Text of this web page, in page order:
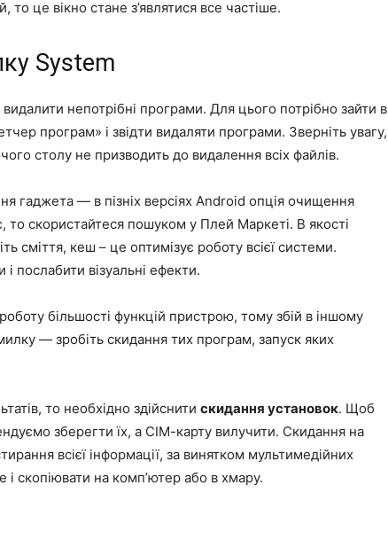
то це вікно стане з’являтися все частіше.
System
непотрібні програми. Для цього потрібно зайти в
програм» і звідти видаляти програми. Зверніть увагу,
столу не призводить до видалення всіх файлів.
гаджета — в пізніх версіях Android опція очищення
то скористайтеся пошуком у Плей Маркеті. В якості
сміття, кеш – це оптимізує роботу всієї системи.
послабити візуальні ефекти.
більшості функцій пристрою, тому збій в іншому
— зробіть скидання тих програм, запуск яких
то необхідно здійснити скидання установок. Щоб
зберегти їх, а СІМ-карту вилучити. Скидання на
всієї інформації, за винятком мультимедійних
скопіювати на комп’ютер або в хмару.